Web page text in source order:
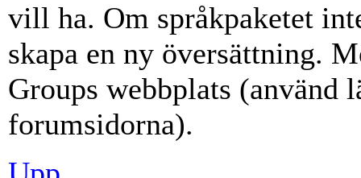
vill ha. Om språkpaketet
skapa en ny översättning.
Groups webbplats (använd
forumsidorna).